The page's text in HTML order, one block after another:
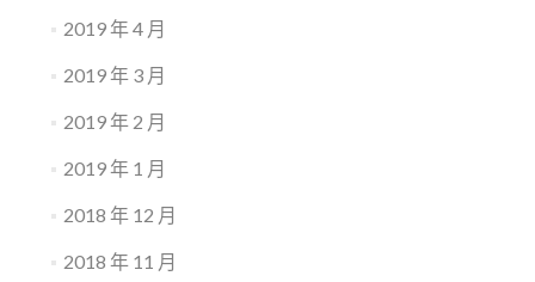
2019 年 4 月
2019 年 3 月
2019 年 2 月
2019 年 1 月
2018 年 12 月
2018 年 11 月